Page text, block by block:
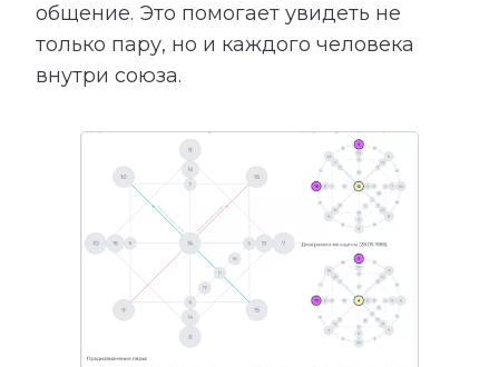
общение. Это помогает увидеть не
только пару, но и каждого человека
внутри союза.